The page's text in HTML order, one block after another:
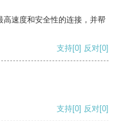
速度和安全性的连接，并帮
支持[0] 反对[0]
支持[0] 反对[0]